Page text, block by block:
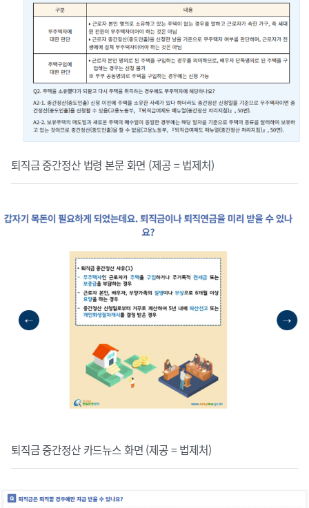
퇴직금 중간정산 법령 본문 화면 (제공 = 법제처)
퇴직금 중간정산 카드뉴스 화면 (제공 = 법제처)